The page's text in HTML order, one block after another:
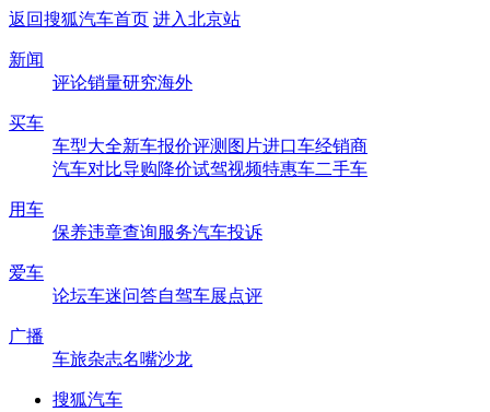
返回搜狐汽车首页 进入北京站
新闻
评论销量研究海外
买车
车型大全新车报价评测 图片进口车经销商
汽车对比导购降价试驾视频特惠车二手车
用车
保养违章查询服务汽车投诉
爱车
论坛车迷问答自驾车展点评
广播
车旅杂志名嘴沙龙
搜狐汽车